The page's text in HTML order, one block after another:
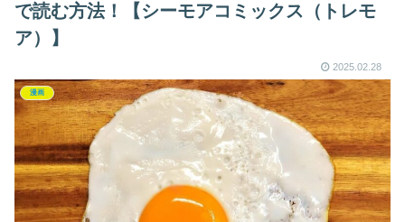
で読む方法！【シーモアコミックス（トレモ
ア）】
2025.02.28
漫画